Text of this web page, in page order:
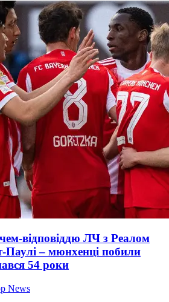
відповіддю ЛЧ з Реалом
Паулі – мюнхенці побили
54 роки
News